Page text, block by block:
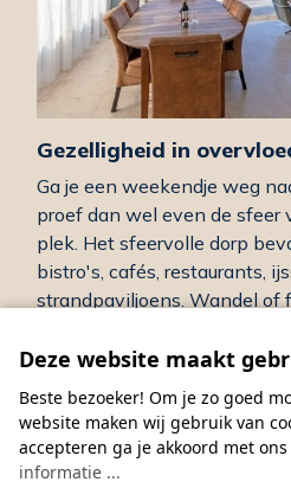
Gezelligheid in
Ga je een weekendje weg
proef dan wel even de sfeer
plek. Het sfeervolle dorp
bistro's, cafés, restaurants,
strandpaviljoens. Wandel of
Boek jouw
Egmond aan Zee!
Ben je toe aan een lekker
weer zin om ergens
Deze website maakt
Beste bezoeker! Om je zo goed
website maken wij gebruik van
accepteren ga je akkoord met
informatie ...